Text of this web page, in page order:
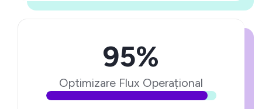
95%
Optimizare Flux Operațional